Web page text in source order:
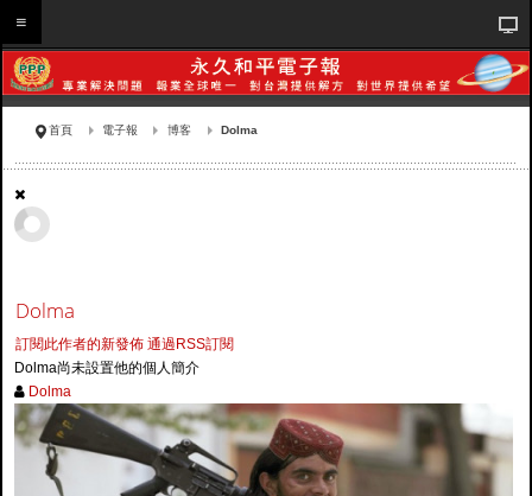
首頁 電子報 博客 Dolma
Dolma
訂閱此作者的新發佈 通過RSS訂閱
Dolma尚未設置他的個人簡介
Dolma